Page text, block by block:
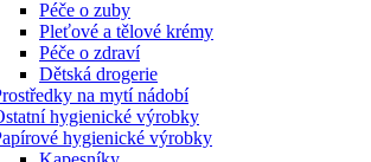
Péče o zuby
Pleťové a tělové krémy
Péče o zdraví
Dětská drogerie
na mytí nádobí
hygienické výrobky
hygienické výrobky